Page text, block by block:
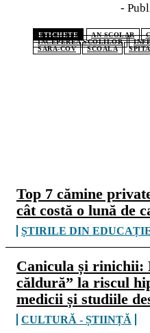
Top 7 cămine
cât costă o lună de
ȘTIRILE DIN
Canicula și rinichii:
căldură” la riscul
medicii și studiile
CULTURĂ - ȘTIINȚĂ
-
ETICHETE AN SCOLAR
INCEPEREA SCOLILOR
SARA-COV
SCOALA